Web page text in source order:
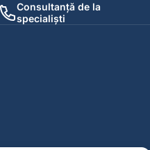
Consultanță de la
specialiști